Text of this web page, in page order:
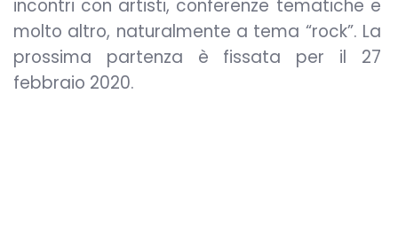
incontri con artisti, conferenze tematiche e
molto altro, naturalmente a tema “rock”. La
prossima partenza è fissata per il 27
febbraio 2020.